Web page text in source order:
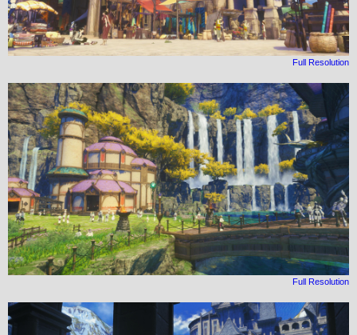
Full Resolution
Full Resolution